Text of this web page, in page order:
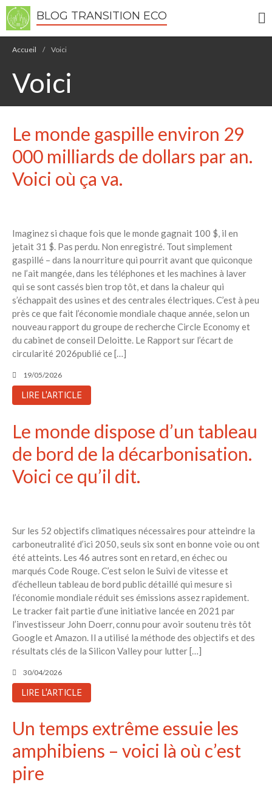
Écologie
Développement durable
Rechercher
Recent Posts
6 éco-actions faciles à prendre
avec vos enfants
Réduire les déchets : votre
guide pour les citoyens et les
biologiques – The Applied
Ecologist
Utiliser l’apprentissage
Recent Comments
Aucun commentaire à afficher.
BLOG TRANSITION ECO
Accueil / Voici
Voici
Le monde gaspille environ 29
000 milliards de dollars par an.
Voici où ça va.
Imaginez si chaque fois que le monde gagnait 100 $, il en
jetait 31 $. Pas perdu. Non enregistré. Tout simplement
gaspillé – dans la nourriture qui pourrit avant que quiconque
ne l’ait mangée, dans les téléphones et les machines à laver
qui se sont cassés bien trop tôt, et dans la chaleur qui
s’échappait des usines et des centrales électriques. C’est à peu
près ce que fait l’économie mondiale chaque année, selon un
nouveau rapport du groupe de recherche Circle Economy et
du cabinet de conseil Deloitte. Le Rapport sur l’écart de
circularité 2026publié ce […]
19/05/2026
LIRE L'ARTICLE
Le monde dispose d’un tableau
de bord de la décarbonisation.
Voici ce qu’il dit.
Sur les 52 objectifs climatiques nécessaires pour atteindre la
carboneutralité d’ici 2050, seuls six sont en bonne voie ou ont
été atteints. Les 46 autres sont en retard, en échec ou
marqués Code Rouge. C’est selon le Suivi de vitesse et
d’échelleun tableau de bord public détaillé qui mesure si
l’économie mondiale réduit ses émissions assez rapidement.
Le tracker fait partie d’une initiative lancée en 2021 par
l’investisseur John Doerr, connu pour avoir soutenu très tôt
Google et Amazon. Il a utilisé la méthode des objectifs et des
résultats clés de la Silicon Valley pour lutter […]
30/04/2026
LIRE L'ARTICLE
Un temps extrême essuie les
amphibiens – voici là où c’est
pire